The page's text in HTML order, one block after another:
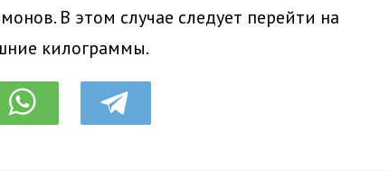
В этом случае следует перейти на
килограммы.